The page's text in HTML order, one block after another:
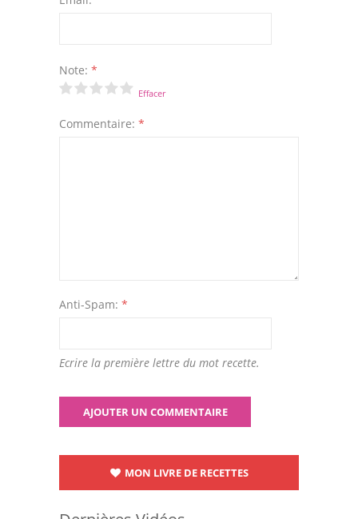
Note: *
Effacer
Commentaire: *
Anti-Spam: *
Ecrire la première lettre du mot recette.
MON LIVRE DE RECETTES